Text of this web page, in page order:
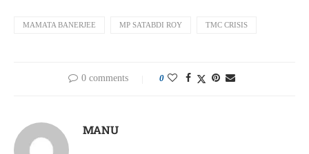
MAMATA BANERJEE MP SATABDI ROY TMC CRISIS
0 comments 0
MANU